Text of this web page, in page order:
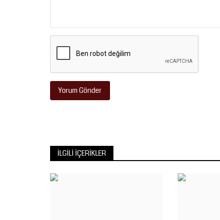
Yorum Gönder
İLGILI İÇERIKLER